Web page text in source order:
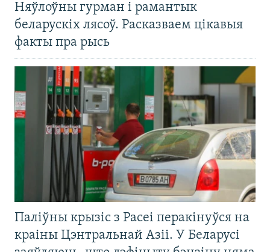
Няўлоўны гурман і рамантык
беларускіх лясоў. Расказваем цікавыя
факты пра рысь
Паліўны крызіс з Расеі перакінуўся на
краіны Цэнтральнай Азіі. У Беларусі